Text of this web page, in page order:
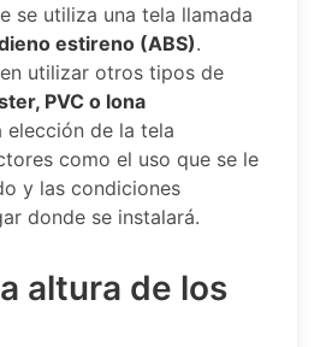
se utiliza una tela llamada
estireno (ABS).
utilizar otros tipos de
PVC o lona
elección de la tela
como el uso que se le
y las condiciones
donde se instalará.
altura de los